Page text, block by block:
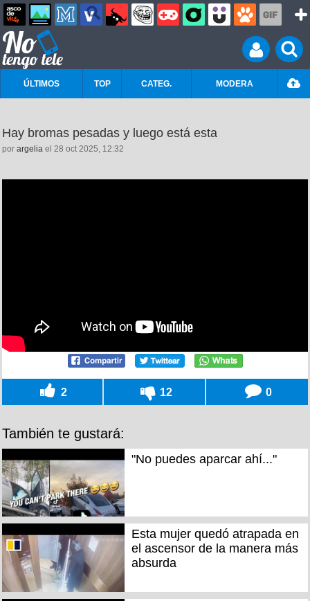
ÚLTIMOS TOP CATEG. MODERA
Hay bromas pesadas y luego está esta
por argelia el 28 oct 2025, 12:32
2 12 0
También te gustará:
"No puedes aparcar ahí..."
Esta mujer quedó atrapada en
el ascensor de la manera más
absurda